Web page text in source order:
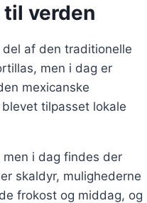
verden
af den traditionelle
men i dag er
mexicanske
tilpasset lokale
i dag findes der
skaldyr, mulighederne
frokost og middag, og